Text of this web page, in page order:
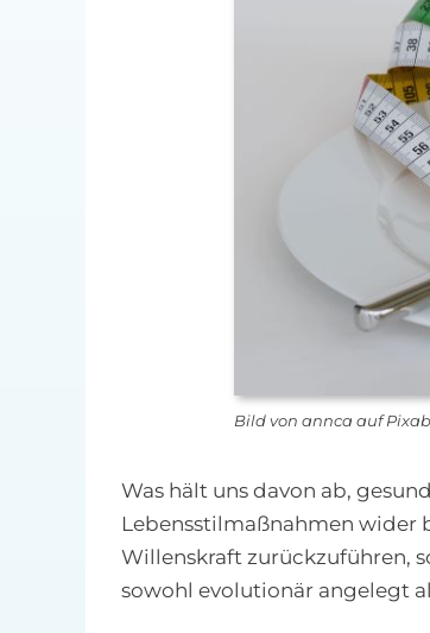
Bild von annca auf
Was hält uns davon ab,
Lebensstilmaßnahmen wider
Willenskraft zurückzuführen,
sowohl evolutionär angelegt